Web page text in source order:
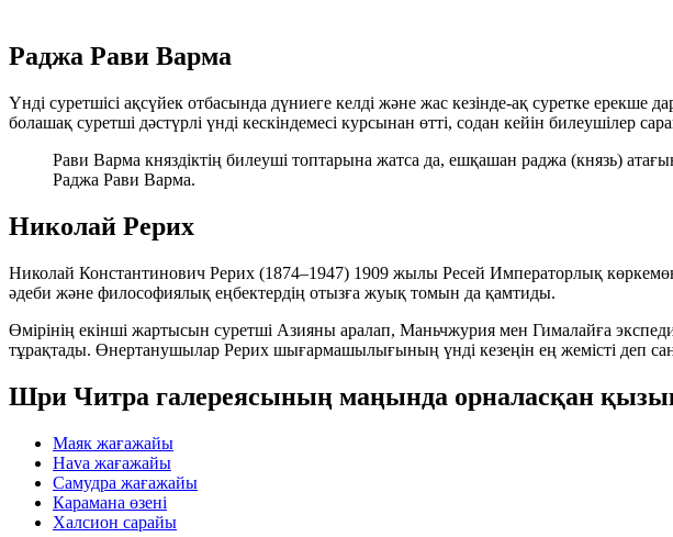
Раджа Рави Варма
Үнді суретшісі ақсүйек отбасында дүниеге келді және жас кезінде-ақ суретке
болашақ суретші дәстүрлі үнді кескіндемесі курсынан өтті, содан кейін билеушілер
Рави Варма княздіктің билеуші топтарына жатса да, ешқашан раджа (князь)
Раджа Рави Варма.
Николай Рерих
Николай Константинович Рерих (1874–1947) 1909 жылы Ресей Императорлық
әдеби және философиялық еңбектердің отызға жуық томын да қамтиды.
Өмірінің екінші жартысын суретші Азияны аралап, Маньчжурия мен Гималайға
тұрақтады. Өнертанушылар Рерих шығармашылығының үнді кезеңін ең жемісті деп
Шри Читра галереясының маңында орналасқан
Маяк жағажайы
Hava жағажайы
Самудра жағажайы
Карамана өзені
Халсион сарайы